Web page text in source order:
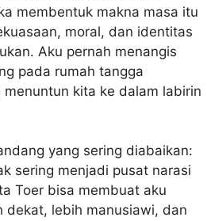
membentuk makna masa itu
moral, dan identitas
Aku pernah menangis
pada rumah tangga
kita ke dalam labirin
yang sering diabaikan:
sering menjadi pusat narasi
Toer bisa membuat aku
dekat, lebih manusiawi, dan